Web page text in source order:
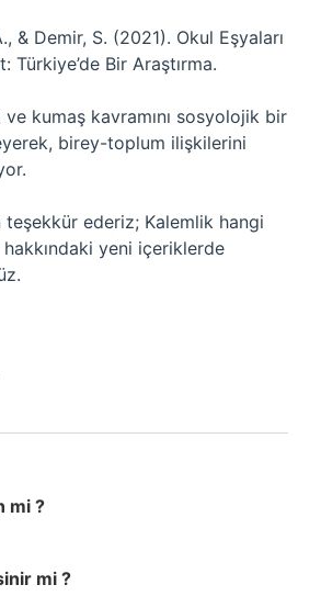
& Demir, S. (2021). Okul Eşyaları
Türkiye’de Bir Araştırma.
ve kumaş kavramını sosyolojik bir
birey-toplum ilişkilerini
teşekkür ederiz; Kalemlik hangi
hakkındaki yeni içeriklerde
mi ?
mi ?